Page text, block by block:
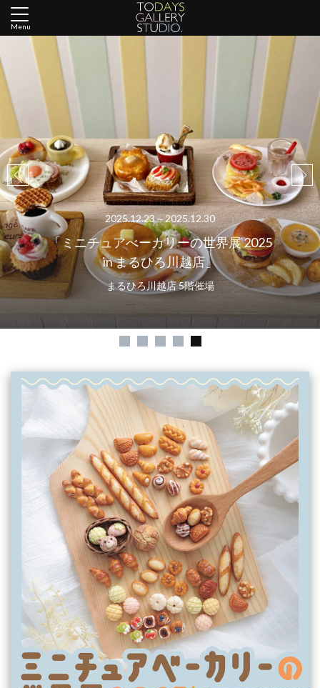
Menu
2025.12.23～2025.12.30
「ミニチュアべーカリーの世界展 2025
in まるひろ川越店」
まるひろ川越店 5階催場